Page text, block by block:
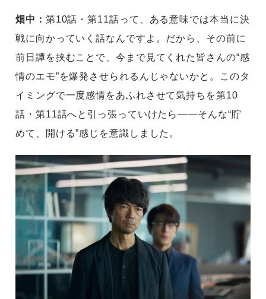
畑中： 第10話・第11話って、ある意味では本当に決
戦に向かっていく話なんですよ。だから、その前に
前日譚を挟むことで、今まで見てくれた皆さんの“感
情のエモ”を爆発させられるんじゃないかと。このタ
イミングで一度感情をあふれさせて気持ちを第10
話・第11話へと引っ張っていけたら――そんな“貯
めて、開ける”感じを意識しました。